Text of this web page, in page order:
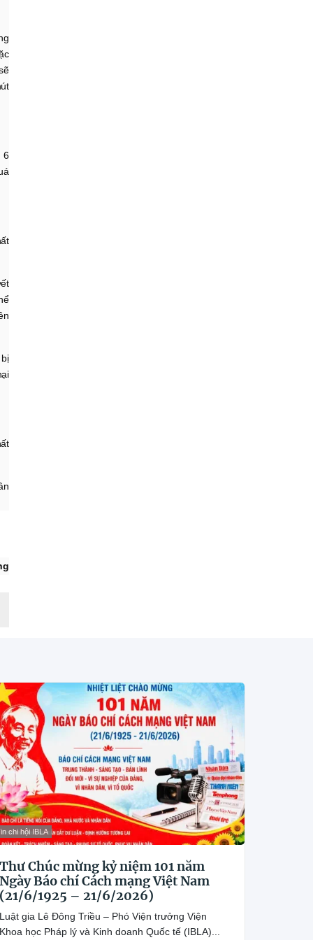
6
chi hội IBLA
Thư Chúc mừng kỷ niệm 101 năm
Ngày Báo chí Cách mạng Việt Nam
(21/6/1925 – 21/6/2026)
Luật gia Lê Đông Triều – Phó Viện trưởng Viện
Khoa học Pháp lý và Kinh doanh Quốc tế (IBLA)...